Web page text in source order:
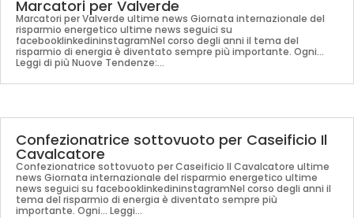
Marcatori per Valverde
Marcatori per Valverde ultime news Giornata internazionale del
risparmio energetico ultime news seguici su
facebooklinkedininstagramNel corso degli anni il tema del
risparmio di energia è diventato sempre più importante. Ogni...
Leggi di più Nuove Tendenze:...
Confezionatrice sottovuoto per Caseificio Il
Cavalcatore
Confezionatrice sottovuoto per Caseificio Il Cavalcatore ultime
news Giornata internazionale del risparmio energetico ultime
news seguici su facebooklinkedininstagramNel corso degli anni il
tema del risparmio di energia è diventato sempre più
importante. Ogni... Leggi...